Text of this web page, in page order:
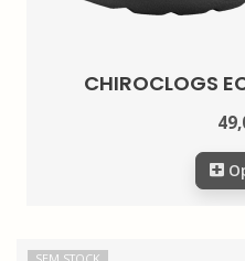
CHIROCLOGS
SEM STOCK